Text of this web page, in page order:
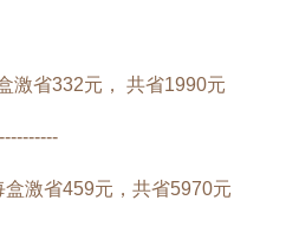
激省332元， 共省1990元
激省459元，共省5970元